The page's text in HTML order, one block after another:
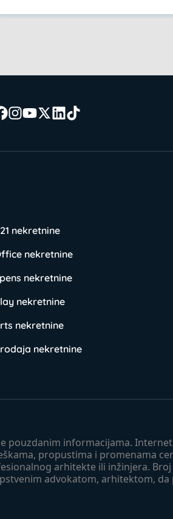
pouzdanim informacijama.
propustima i promenama
arhitekte ili inžinjera.
advokatom, arhitektom,
nekretnine
nekretnine
nekretnine
nekretnine
nekretnine
nekretnine